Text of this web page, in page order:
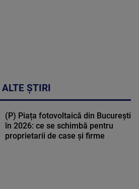
ALTE ȘTIRI
(P) Piața fotovoltaică din București
în 2026: ce se schimbă pentru
proprietarii de case și firme